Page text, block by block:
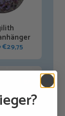
Ursprünglicher
€29,75
€29,75.